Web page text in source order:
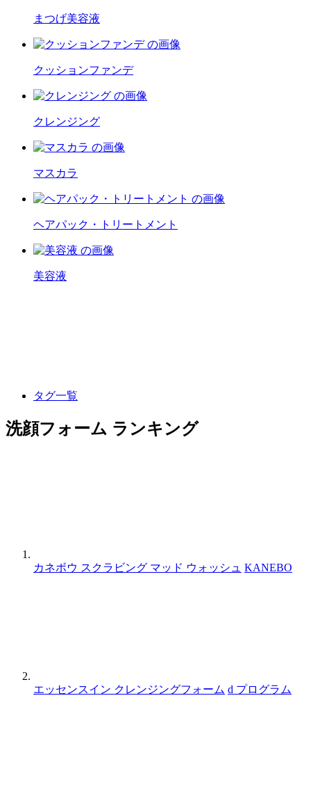
まつげ美容液
クッションファンデ
クレンジング
マスカラ
ヘアパック・トリートメント
美容液
タグ一覧
洗顔フォーム ランキング
カネボウ スクラビング マッド ウォッシュ KANEBO
エッセンスイン クレンジングフォーム d プログラム